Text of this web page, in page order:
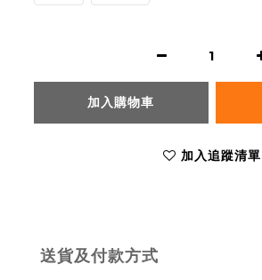
加入購物車
加入追蹤清單
送貨及付款方式